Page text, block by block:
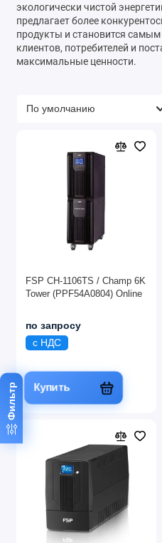
Фильтр
экологически чистой
предлагает более
продукты и становится
клиентов, потребителей и
максимальные ценности.
FSP CH-1106TS / Champ 6K
Tower (PPF54A0804) Online
по запросу
с НДС
Купить